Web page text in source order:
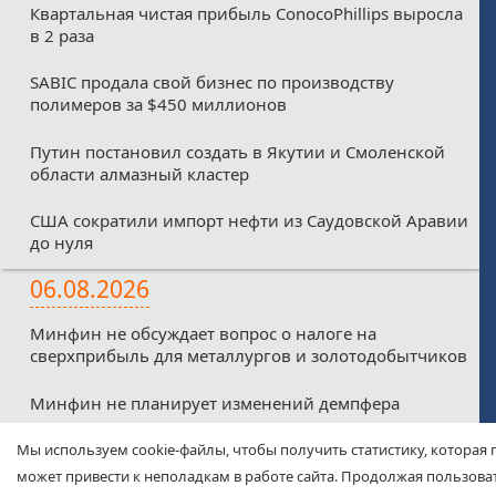
Квартальная чистая прибыль ConocoPhillips выросла
в 2 раза
SABIC продала свой бизнес по производству
полимеров за $450 миллионов
Путин постановил создать в Якутии и Смоленской
области алмазный кластер
США сократили импорт нефти из Саудовской Аравии
до нуля
06.08.2026
Минфин не обсуждает вопрос о налоге на
сверхприбыль для металлургов и золотодобытчиков
Минфин не планирует изменений демпфера
Минфин против любых налоговых льгот для малых
нефтекомпаний из-за дефицитного бюджета
Мы используем cookie-файлы, чтобы получить статистику,
может привести к неполадкам в работе сайта. Продолжая